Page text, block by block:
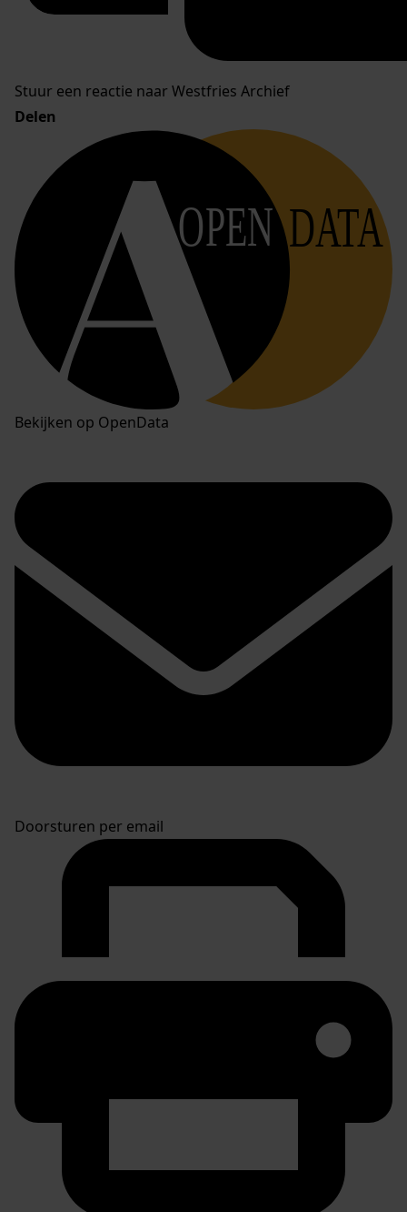
Stuur een reactie naar Westfries Archief
Delen
OPEN DATA
Bekijken op OpenData
Doorsturen per email